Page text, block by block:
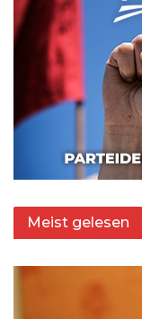
Meist gelesen